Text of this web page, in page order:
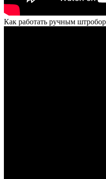
Как работать ручным